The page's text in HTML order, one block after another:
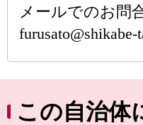
メールでのお問
furusato@shikabe-
この自治体